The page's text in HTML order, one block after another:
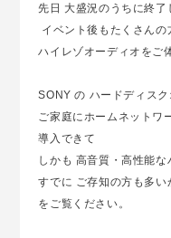
先日 大盛況のうちに終
イベント後もたくさんの
ハイレゾオーディオをご
SONY の ハードディス
ご家庭にホームネットワ
導入できて
しかも 高音質・高性能な
すでに ご存知の方も多
をご覧ください。